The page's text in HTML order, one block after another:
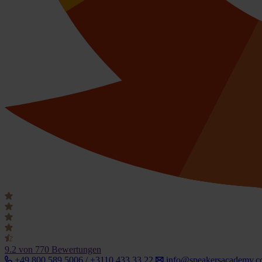
9.2 von 770 Bewertungen
+49 800 589 5006 / +3110 433 33 22